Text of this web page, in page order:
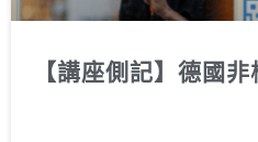
【講座側記】德國